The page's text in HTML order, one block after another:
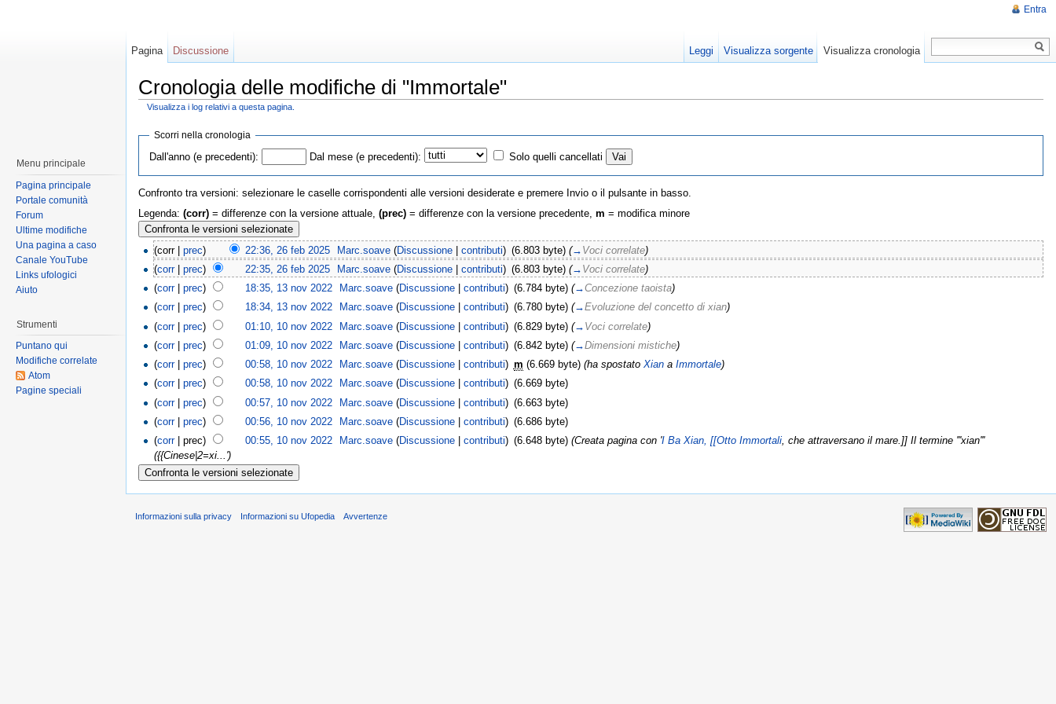
Cronologia delle modifiche di "Immortale"
Visualizza i log relativi a questa pagina.
Scorri nella cronologia
Dall'anno (e precedenti): Dal mese (e precedenti): Solo quelli cancellati
Confronto tra versioni: selezionare le caselle corrispondenti alle versioni desiderate e premere Invio o il pulsante in basso.
Legenda: (corr) = differenze con la versione attuale, (prec) = differenze con la versione precedente, m = modifica minore
(corr |prec) 22:36, 26 feb 2025 Marc.soave (Discussione |contributi) (6.803 byte) (→ Voci correlate)
(corr|prec) 22:35, 26 feb 2025 Marc.soave (Discussione |contributi) (6.803 byte) (→ Voci correlate)
(corr|prec) 18:35, 13 nov 2022 Marc.soave (Discussione |contributi) (6.784 byte) (→Concezione taoista)
(corr|prec) 18:34, 13 nov 2022 Marc.soave (Discussione |contributi) (6.780 byte) (→Evoluzione del concetto di xian)
(corr|prec) 01:10, 10 nov 2022 Marc.soave (Discussione |contributi) (6.829 byte) (→ Voci correlate)
(corr|prec) 01:09, 10 nov 2022 Marc.soave (Discussione |contributi) (6.842 byte) (→Dimensioni mistiche)
(corr|prec) 00:58, 10 nov 2022 Marc.soave (Discussione |contributi) m (6.669 byte) (ha spostato Xiana Immortale)
(corr|prec) 00:58, 10 nov 2022 Marc.soave (Discussione |contributi) (6.669 byte)
(corr|prec) 00:57, 10 nov 2022 Marc.soave (Discussione |contributi) (6.663 byte)
(corr|prec) 00:56, 10 nov 2022 Marc.soave (Discussione |contributi) (6.686 byte)
(corr| prec) 00:55, 10 nov 2022 Marc.soave (Discussione |contributi) (6.648 byte) (Creata pagina con 'I Ba Xian, [[Otto Immortali, che attraversano il mare.]] Il termine '''xian'''
({{Cinese|2=xi...')
Entra
Pagina Discussione Leggi Visualizza sorgente Visualizza cronologia
Menu principale
Pagina principale
Portale comunità
Forum
Ultime modifiche
Una pagina a caso
Canale YouTube
Links ufologici
Aiuto
Strumenti
Puntano qui
Modifiche correlate
Atom
Pagine speciali
Informazioni sulla privacy Informazioni su Ufopedia Avvertenze